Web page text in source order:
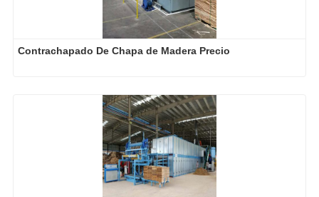
Contrachapado De Chapa de Madera Precio